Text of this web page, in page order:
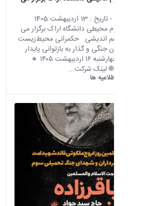
- تاریخ : 13 اردیبهشت 1405
پژوهشکده علوم محیطی دانشگاه اراک برگزار می
کند: نشست هم اندیشی حکمرانی محیط‌زیست
در شرایط بحران جنگی و گذار به بازتوانی پایدار
سرزمین 🔸 چهارشنبه ۱۶ اردیبهشت ۱۴۰۵ 🔸
اطلاعیه ها